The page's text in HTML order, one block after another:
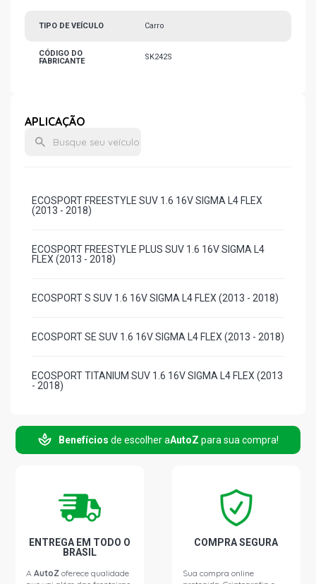
TIPO DE VEÍCULO Carro
CÓDIGO DO
FABRICANTE
SK242S
APLICAÇÃO
ECOSPORT FREESTYLE SUV 1.6 16V SIGMA L4 FLEX
(2013 - 2018)
ECOSPORT FREESTYLE PLUS SUV 1.6 16V SIGMA L4
FLEX (2013 - 2018)
ECOSPORT S SUV 1.6 16V SIGMA L4 FLEX (2013 - 2018)
ECOSPORT SE SUV 1.6 16V SIGMA L4 FLEX (2013 - 2018)
ECOSPORT TITANIUM SUV 1.6 16V SIGMA L4 FLEX (2013
- 2018)
ECOSPORT FREESTYLE SUV 2.0 16V DURATEC FLEX
(2013 - 2018)
ECOSPORT SE SUV 2.0 16V DURATEC FLEX (2013 -
ECOSPORT TITANIUM SUV 2.0 16V DURATEC FLEX (2013
- 2018)
Benefícios de escolher aAutoZ para sua compra!
ENTREGA EM TODO O
BRASIL
AAutoZ oferece qualidade
COMPRA SEGURA
Sua compra online